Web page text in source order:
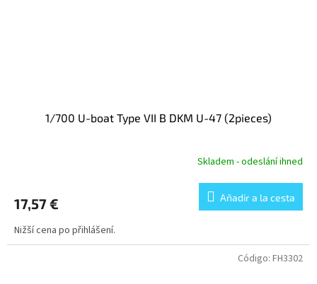
1/700 U-boat Type VII B DKM U-47 (2pieces)
Skladem - odeslání ihned
17,57 € Añadir a la cesta
Nižší cena po přihlášení.
Código: FH3302